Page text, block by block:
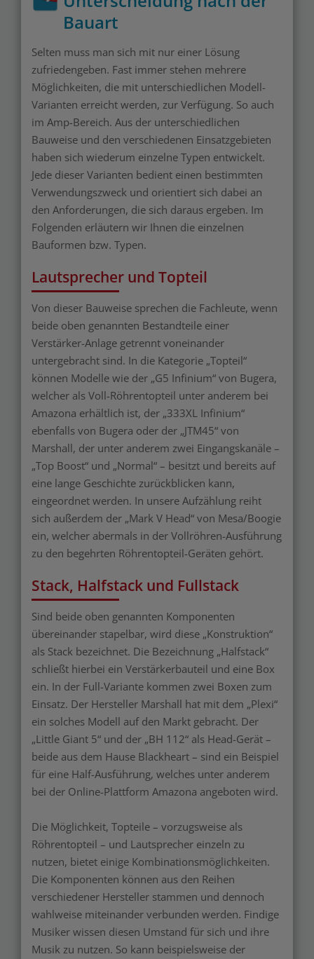
Bauart
Selten muss man sich mit nur einer Lösung
zufriedengeben. Fast immer stehen mehrere
Möglichkeiten, die mit unterschiedlichen Modell-
Varianten erreicht werden, zur Verfügung. So auch
im Amp-Bereich. Aus der unterschiedlichen
Bauweise und den verschiedenen Einsatzgebieten
haben sich wiederum einzelne Typen entwickelt.
Jede dieser Varianten bedient einen bestimmten
Verwendungszweck und orientiert sich dabei an
den Anforderungen, die sich daraus ergeben. Im
Folgenden erläutern wir Ihnen die einzelnen
Bauformen bzw. Typen.
Lautsprecher und Topteil
Von dieser Bauweise sprechen die Fachleute, wenn
beide oben genannten Bestandteile einer
Verstärker-Anlage getrennt voneinander
untergebracht sind. In die Kategorie „Topteil“
können Modelle wie der „G5 Infinium“ von Bugera,
welcher als Voll-Röhrentopteil unter anderem bei
Amazona erhältlich ist, der „333XL Infinium“
ebenfalls von Bugera oder der „JTM45“ von
Marshall, der unter anderem zwei Eingangskanäle –
„Top Boost“ und „Normal“ – besitzt und bereits auf
eine lange Geschichte zurückblicken kann,
eingeordnet werden. In unsere Aufzählung reiht
sich außerdem der „Mark V Head“ von Mesa/Boogie
ein, welcher abermals in der Vollröhren-Ausführung
zu den begehrten Röhrentopteil-Geräten gehört.
Stack, Halfstack und Fullstack
Sind beide oben genannten Komponenten
übereinander stapelbar, wird diese „Konstruktion“
als Stack bezeichnet. Die Bezeichnung „Halfstack“
schließt hierbei ein Verstärkerbauteil und eine Box
ein. In der Full-Variante kommen zwei Boxen zum
Einsatz. Der Hersteller Marshall hat mit dem „Plexi“
ein solches Modell auf den Markt gebracht. Der
„Little Giant 5“ und der „BH 112“ als Head-Gerät –
beide aus dem Hause Blackheart – sind ein Beispiel
für eine Half-Ausführung, welches unter anderem
bei der Online-Plattform Amazona angeboten wird.
Die Möglichkeit, Topteile – vorzugsweise als
Röhrentopteil – und Lautsprecher einzeln zu
nutzen, bietet einige Kombinationsmöglichkeiten.
Die Komponenten können aus den Reihen
verschiedener Hersteller stammen und dennoch
wahlweise miteinander verbunden werden. Findige
Musiker wissen diesen Umstand für sich und ihre
Musik zu nutzen. So kann beispielsweise der